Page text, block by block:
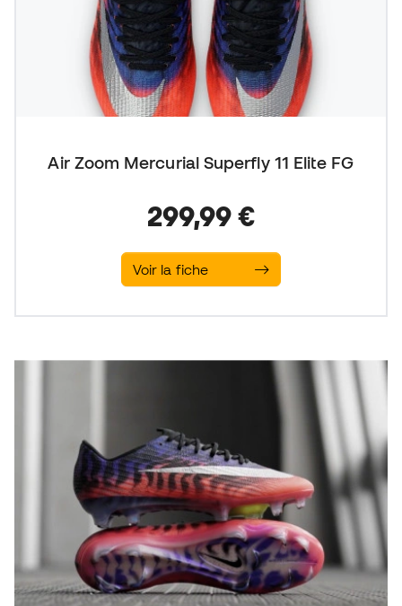
Air Zoom Mercurial Superfly 11 Elite FG
299,99 €
Voir la fiche